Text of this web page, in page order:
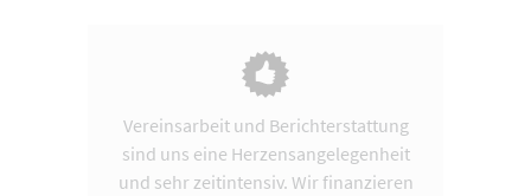
Vereinsarbeit und Berichterstattung
sind uns eine Herzensangelegenheit
und sehr zeitintensiv. Wir finanzieren